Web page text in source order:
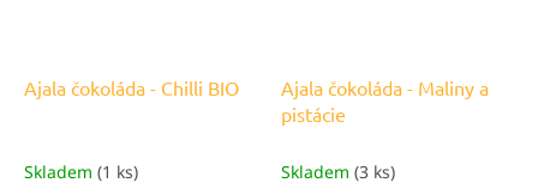
Ajala čokoláda - Chilli BIO
Skladem (1 ks)
Ajala čokoláda - Maliny a
pistácie
Skladem (3 ks)